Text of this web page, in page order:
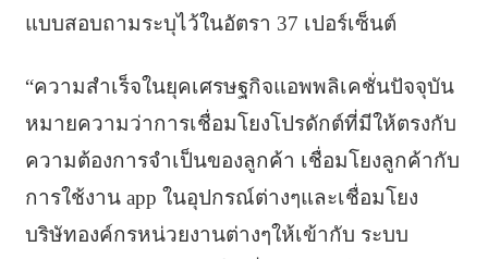
แบบสอบถามระบุไว้ในอัตรา 37 เปอร์เซ็นต์
“ความสำเร็จในยุคเศรษฐกิจแอพพลิเคชั่นปัจจุบัน
หมายความว่าการเชื่อมโยงโปรดักต์ที่มีให้ตรงกับ
ความต้องการจำเป็นของลูกค้า เชื่อมโยงลูกค้ากับ
การใช้งาน app ในอุปกรณ์ต่างๆและเชื่อมโยง
บริษัทองค์กรหน่วยงานต่างๆให้เข้ากับ ระบบ